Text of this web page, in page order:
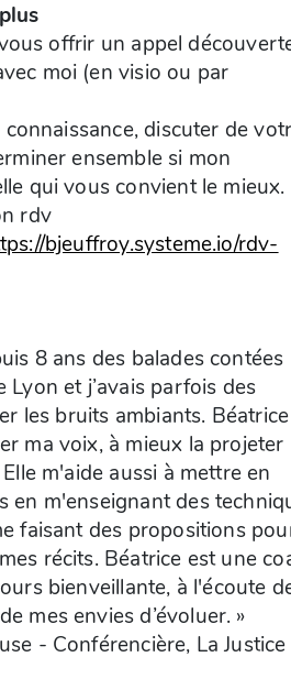
offrir un appel
moi (en visio ou par
discuter de
ensemble si mon
qui vous convient le mieux.
rdv
bjeuffroy.systeme.io/rdv-
8 ans des balades contées
Lyon et j’avais parfois des
les bruits ambiants. Béatrice
ma voix, à mieux la projeter
m'aide aussi à mettre en
en m'enseignant des
faisant des propositions
récits. Béatrice est une
bienveillante, à l'écoute
mes envies d’évoluer. »
- Conférencière, La Justice